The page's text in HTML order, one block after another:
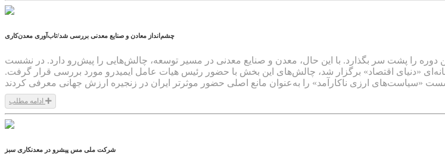
چشم‌انداز معادن و صنایع معدنی بررسی شد/تاب‌آوری معدن‌کاری
کمترین مشکلات این دوره را پشت سر بگذارد. با این حال، معدن و صنایع معدنی در مسیر توسعه، چالش‌هایی را پیش‌رو دارد. در نشست
«دنیای اقتصاد» برگزار شد، چالش‌های این بخش با حضور رئیس هیات عامل ایمیدرو مورد بررسی قرار گرفت.
1404/04/24
شرکت ملی مس پیشرو در معدنکاری سبز